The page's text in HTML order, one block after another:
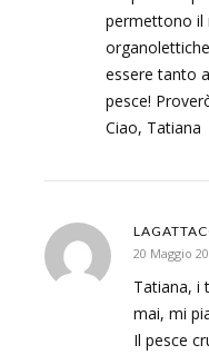
permettono il
essere tanto
pesce!
Ciao, Tatiana
20 Maggio
Tatiana, i
mai, mi
Il pesce